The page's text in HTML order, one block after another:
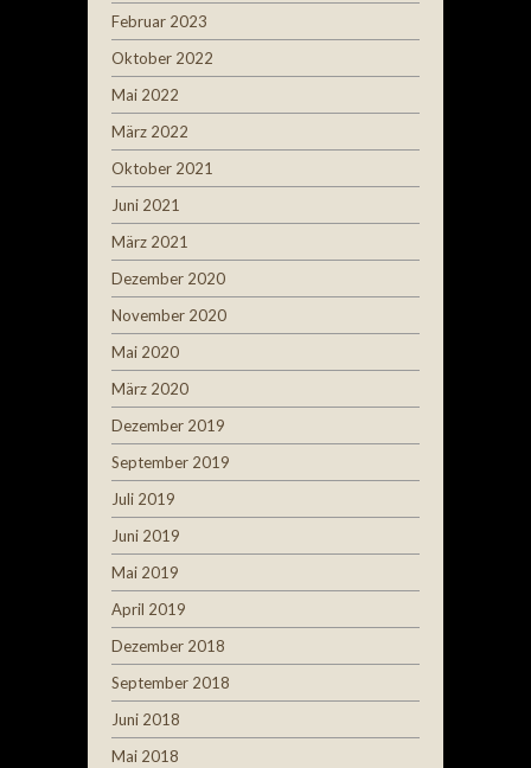
Februar 2023
Oktober 2022
Mai 2022
März 2022
Oktober 2021
Juni 2021
März 2021
Dezember 2020
November 2020
Mai 2020
März 2020
Dezember 2019
September 2019
Juli 2019
Juni 2019
Mai 2019
April 2019
Dezember 2018
September 2018
Juni 2018
Mai 2018